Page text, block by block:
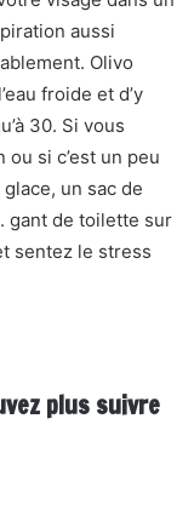
aussi
Olivo
froide et d’y
30. Si vous
ou si c’est un peu
un sac de
gant de toilette sur
sentez le stress
plus suivre